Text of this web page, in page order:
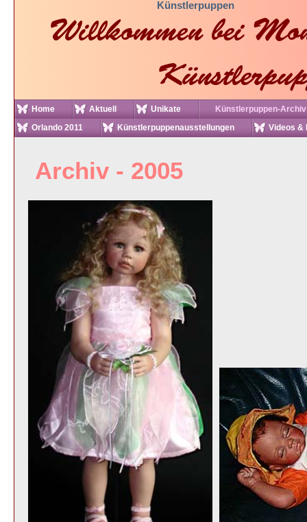
Künstlerpuppen
Home Aktuell Unikate
Künstlerpuppen-Archiv
Orlando 2011
Künstlerpuppenausstellungen Videos &
Archiv - 2005